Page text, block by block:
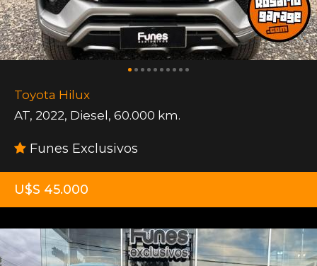
Toyota Hilux
AT, 2022, Diesel , 60.000 km.
Funes Exclusivos
U$S 45.000